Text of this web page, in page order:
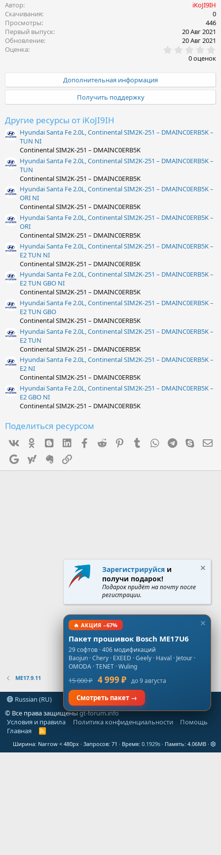
Автор
iKoJI9IH
Скачивания
0
Просмотры
446
Первый выпуск
20 Авг 2021
Обновление
20 Авг 2021
Оценка
.
0
0
в
ё
з
0 оценок
Дополнительная информация
Получить поддержку
Другие ресурсы от iKoJI9IH
Hyundai Santa Fe 2.0L, Continental SIM2K-251 – DMAINC0ERB5K –
TUN NI
Continental SIM2K-251 – DMAINC0ERB5K
Hyundai Santa Fe 2.0L, Continental SIM2K-251 – DMAINC0ERB5K –
TUN
Continental SIM2K-251 – DMAINC0ERB5K
Hyundai Santa Fe 2.0L, Continental SIM2K-251 – DMAINC0ERB5K –
ORI NI
Continental SIM2K-251 – DMAINC0ERB5K
Hyundai Santa Fe 2.0L, Continental SIM2K-251 – DMAINC0ERB5K –
ORI
Continental SIM2K-251 – DMAINC0ERB5K
Hyundai Santa Fe 2.0L, Continental SIM2K-251 – DMAINC0ERB5K –
E2 TUN NI
Continental SIM2K-251 – DMAINC0ERB5K
Hyundai Santa Fe 2.0L, Continental SIM2K-251 – DMAINC0ERB5K –
E2 TUN GBO NI
Continental SIM2K-251 – DMAINC0ERB5K
Hyundai Santa Fe 2.0L, Continental SIM2K-251 – DMAINC0ERB5K –
E2 TUN GBO
Continental SIM2K-251 – DMAINC0ERB5K
Hyundai Santa Fe 2.0L, Continental SIM2K-251 – DMAINC0ERB5K –
E2 TUN
Continental SIM2K-251 – DMAINC0ERB5K
Hyundai Santa Fe 2.0L, Continental SIM2K-251 – DMAINC0ERB5K –
E2 NI
Continental SIM2K-251 – DMAINC0ERB5K
Hyundai Santa Fe 2.0L, Continental SIM2K-251 – DMAINC0ERB5K –
E2 GBO NI
Continental SIM2K-251 – DMAINC0ERB5K
Поделиться ресурсом
Ok mes_blogger
Linked InFacebook
Reddit PinterestTumblr WhatsAppTelegram
Skype
Google Yahoo Evernote
ME17.9.11
Russian (RU)
© Все права защищеныgt-forum.info
Условия и правила
Политика конфиденциальности
Помощь
Главная
R
S
Ширина Запросов 71 Время 0.1929s Память 4.06MB
Зарегистрируйся и
получи подарок!
Подарок придёт на почту после
регистрации.
🔥 АКЦИЯ −67%
Пакет прошивок Bosch ME17U6
29 софтов · 406 модификаций
Baojun · Chery · EXEED · Geely · Haval · Jetour ·
OMODA · TENET · Wuling
15 000 ₽ 4 999 ₽ до 9 августа
Смотреть пакет →